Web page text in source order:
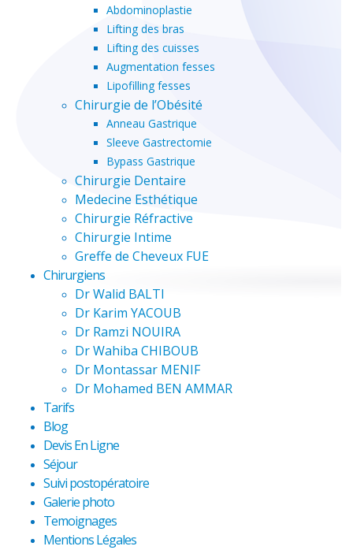
Abdominoplastie
Lifting des bras
Lifting des cuisses
Augmentation fesses
Lipofilling fesses
Chirurgie de l’Obésité
Anneau Gastrique
Sleeve Gastrectomie
Bypass Gastrique
Chirurgie Dentaire
Medecine Esthétique
Chirurgie Réfractive
Chirurgie Intime
Greffe de Cheveux FUE
Chirurgiens
Dr Walid BALTI
Dr Karim YACOUB
Dr Ramzi NOUIRA
Dr Wahiba CHIBOUB
Dr Montassar MENIF
Dr Mohamed BEN AMMAR
Tarifs
Blog
Devis En Ligne
Séjour
Suivi postopératoire
Galerie photo
Temoignages
Mentions Légales